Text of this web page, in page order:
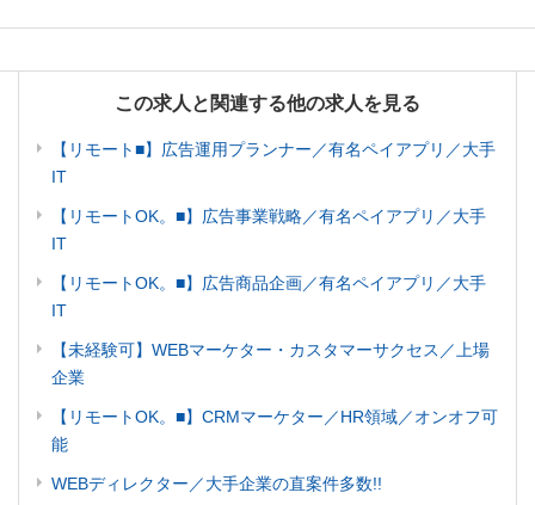
この求人と関連する他の求人を見る
【リモート■】広告運用プランナー／有名ペイアプリ／大手
IT
【リモートOK。■】広告事業戦略／有名ペイアプリ／大手
IT
【リモートOK。■】広告商品企画／有名ペイアプリ／大手
IT
【未経験可】WEBマーケター・カスタマーサクセス／上場
企業
【リモートOK。■】CRMマーケター／HR領域／オンオフ可
能
WEBディレクター／大手企業の直案件多数!!